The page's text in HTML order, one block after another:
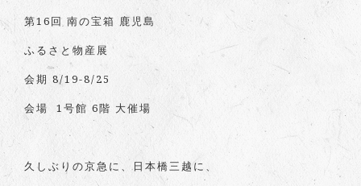
第16回 南の宝箱 鹿児島
ふるさと物産展
会期 8/19-8/25
会場 1号館 6階 大催場
久しぶりの京急に、日本橋三越に、